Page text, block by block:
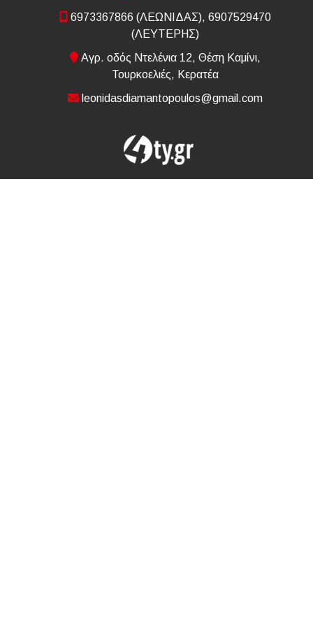
6973367866 (ΛΕΩΝΙΔΑΣ), 6907529470
(ΛΕΥΤΕΡΗΣ)
Αγρ. οδός Ντελένια 12, Θέση Καμίνι,
Τουρκοελιές, Κερατέα
leonidasdiamantopoulos@gmail.com